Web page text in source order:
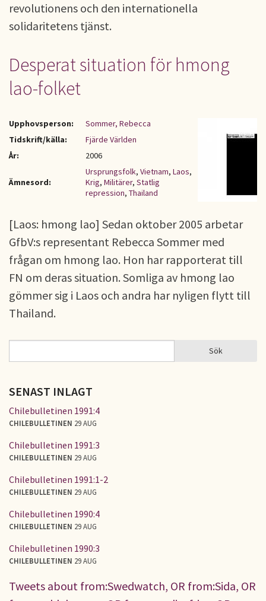
revolutionens och den internationella
solidaritetens tjänst.
Desperat situation för hmong
lao-folket
Upphovsperson:
Sommer, Rebecca
Tidskrift/källa:
Fjärde Världen
År:
2006
Ämnesord:
Ursprungsfolk, Vietnam, Laos,
Krig, Militärer, Statlig
repression, Thailand
[Laos: hmong lao] Sedan oktober 2005 arbetar
GfbV:s representant Rebecca Sommer med
frågan om hmong lao. Hon har rapporterat till
FN om deras situation. Somliga av hmong lao
gömmer sig i Laos och andra har nyligen flytt till
Thailand.
SÖKFORMULÄR Sök
SENAST INLAGT
Chilebulletinen 1991:4
CHILEBULLETINEN 29 AUG
Chilebulletinen 1991:3
CHILEBULLETINEN 29 AUG
Chilebulletinen 1991:1-2
CHILEBULLETINEN 29 AUG
Chilebulletinen 1990:4
CHILEBULLETINEN 29 AUG
Chilebulletinen 1990:3
CHILEBULLETINEN 29 AUG
Tweets about from:Swedwatch, OR from:Sida, OR